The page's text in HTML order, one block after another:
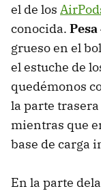
el de los
conocida.
grueso en el
el estuche de
quedémonos
la parte trasera
mientras que
base de carga
En la parte